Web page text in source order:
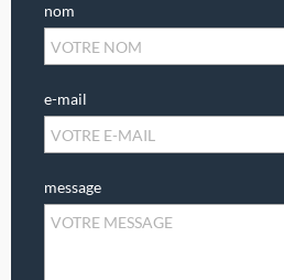
nom
e-mail
message